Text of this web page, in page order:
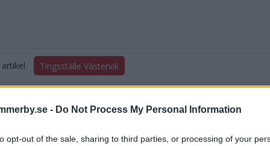
- Do Not Process My Personal Information
opt-out of the sale, sharing to third parties, or processing of your
Tingsställe Västervik